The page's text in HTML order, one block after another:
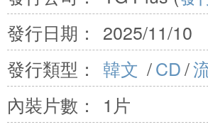
發行日期：
2025/11/10
發行類型： 韓文 /CD/
內裝片數：
1片